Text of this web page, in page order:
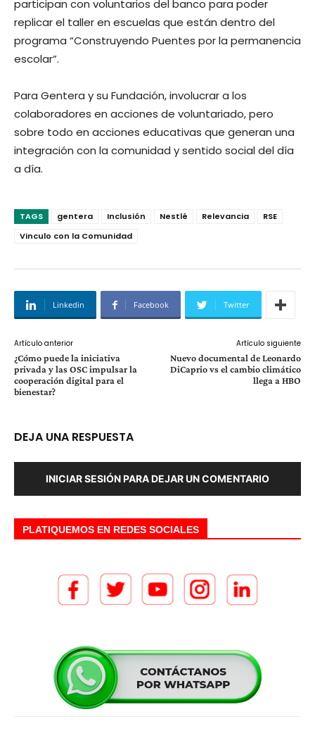
participan con voluntarios del banco para poder
replicar el taller en escuelas que están dentro del
programa “Construyendo Puentes por la permanencia
escolar”.
Para Gentera y su Fundación, involucrar a los
colaboradores en acciones de voluntariado, pero
sobre todo en acciones educativas que generan una
integración con la comunidad y sentido social del día
a día.
TAGS gentera Inclusión Nestlé Relevancia
RSE
Vinculo con la Comunidad
Linkedin Facebook Twitter
Artículo anterior
¿Cómo puede la iniciativa
privada y las OSC impulsar la
cooperación digital para el
bienestar?
Artículo siguiente
Nuevo documental de Leonardo
DiCaprio vs el cambio climático
llega a HBO
DEJA UNA RESPUESTA
INICIAR SESIÓN PARA DEJAR UN COMENTARIO
PLATIQUEMOS EN REDES SOCIALES